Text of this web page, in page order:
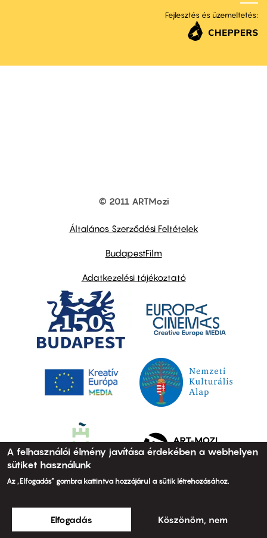
Fejlesztés és üzemeltetés:
© 2011 ARTMozi
Általános Szerződési Feltételek
BudapestFilm
Adatkezelési tájékoztató
A felhasználói élmény javítása érdekében a webhelyen
sütiket használunk
Az „Elfogadás” gombra kattintva hozzájárul a sütik létrehozásához.
Elfogadás Köszönöm, nem